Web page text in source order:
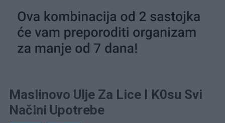
Maslinovo Ulje Za Lice I K0su Svi
Načini Upotrebe